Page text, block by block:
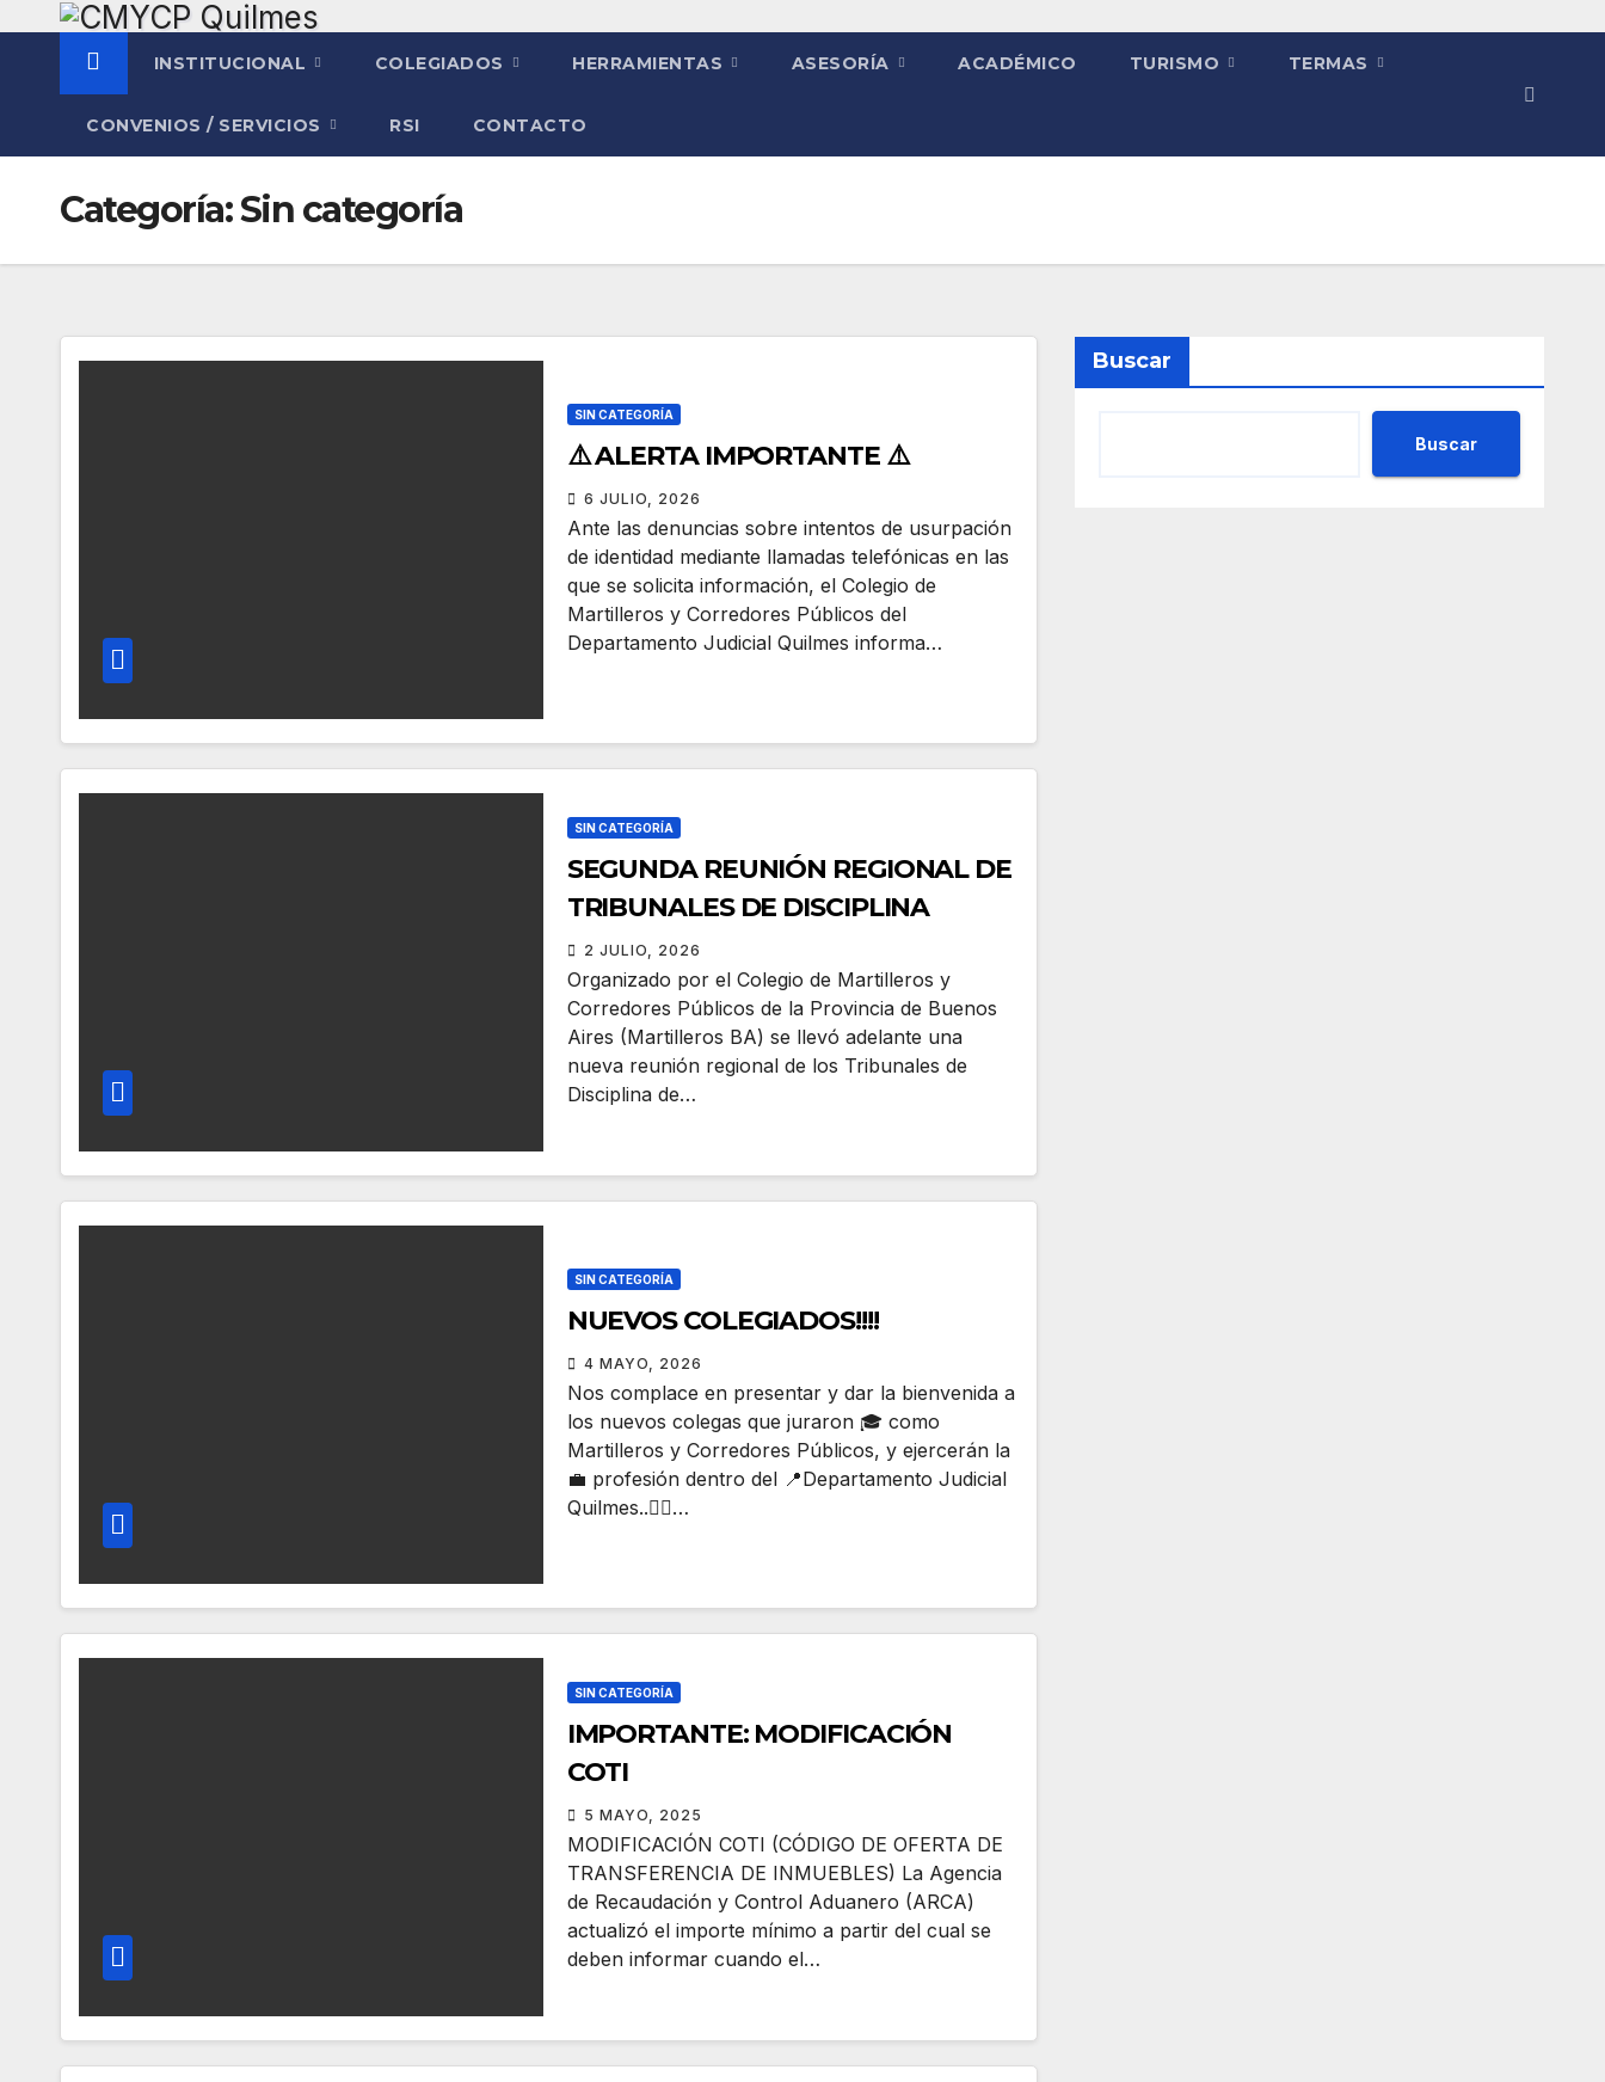
contenido
INSTITUCIONAL COLEGIADOS HERRAMIENTAS ASESORÍA ACADÉMICO TURISMO TERMAS
CONVENIOS / SERVICIOS RSI CONTACTO
Categoría:Sin categoría
SIN CATEGORÍA
⚠️ ALERTA IMPORTANTE ⚠️
6 JULIO, 2026
Ante las denuncias sobre intentos de usurpación
de identidad mediante llamadas telefónicas en las
que se solicita información, el Colegio de
Martilleros y Corredores Públicos del
Departamento Judicial Quilmes informa…
SIN CATEGORÍA
SEGUNDA REUNIÓN REGIONAL DE
TRIBUNALES DE DISCIPLINA
2 JULIO, 2026
Organizado por el Colegio de Martilleros y
Corredores Públicos de la Provincia de Buenos
Aires (Martilleros BA) se llevó adelante una
nueva reunión regional de los Tribunales de
Disciplina de…
SIN CATEGORÍA
NUEVOS COLEGIADOS!!!!
4 MAYO, 2026
Nos complace en presentar y dar la bienvenida a
los nuevos colegas que juraron 🎓 como
Martilleros y Corredores Públicos, y ejercerán la
💼 profesión dentro del 📍Departamento Judicial
Quilmes..👉🏻…
SIN CATEGORÍA
IMPORTANTE: MODIFICACIÓN
COTI
5 MAYO, 2025
MODIFICACIÓN COTI (CÓDIGO DE OFERTA DE
TRANSFERENCIA DE INMUEBLES) La Agencia
de Recaudación y Control Aduanero (ARCA)
actualizó el importe mínimo a partir del cual se
deben informar cuando el…
Buscar
Buscar